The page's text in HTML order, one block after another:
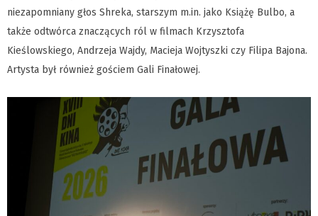
niezapomniany głos Shreka, starszym m.in. jako Książę Bulbo, a
także odtwórca znaczących ról w filmach Krzysztofa
Kieślowskiego, Andrzeja Wajdy, Macieja Wojtyszki czy Filipa Bajona.
Artysta był również gościem Gali Finałowej.